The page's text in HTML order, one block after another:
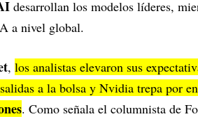
desarrollan los modelos líderes,
a nivel global.
, los analistas elevaron sus
a la bolsa y Nvidia trepa por
. Como señala el columnista de